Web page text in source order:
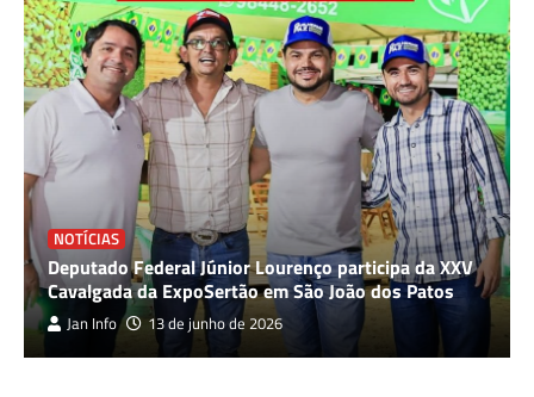
NOTÍCIAS
Deputado Federal Júnior Lourenço participa da XXV
Cavalgada da ExpoSertão em São João dos Patos
Jan Info 13 de junho de 2026